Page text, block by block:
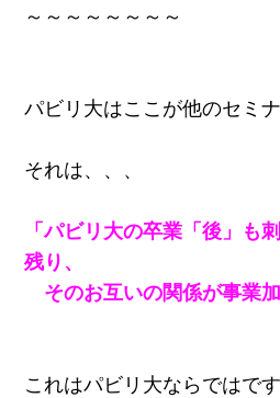
～～～～～～～～
パビリ大はここが他のセミ
それは、、、
「パビリ大の卒業「後」も
残り、
そのお互いの関係が事業加
これはパビリ大ならではです